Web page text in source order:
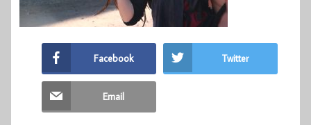
Facebook Twitter
Email